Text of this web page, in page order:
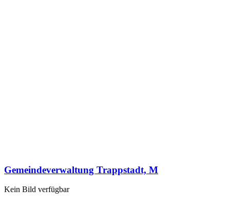
Gemeindeverwaltung Trappstadt, M
Kein Bild verfügbar